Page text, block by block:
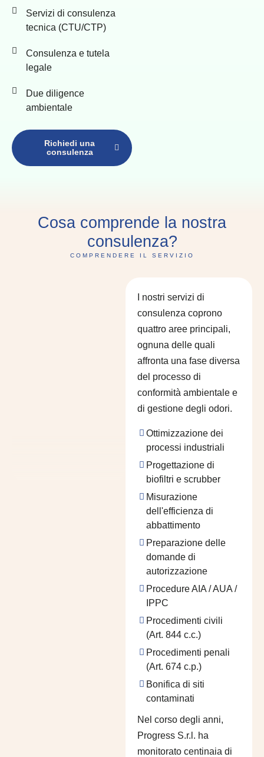
Servizi di consulenza
tecnica (CTU/CTP)
Consulenza e tutela
legale
Due diligence
ambientale
Richiedi una
consulenza
Cosa comprende la nostra
consulenza?
COMPRENDERE IL SERVIZIO
I nostri servizi di
consulenza coprono
quattro aree principali,
ognuna delle quali
affronta una fase diversa
del processo di
conformità ambientale e
di gestione degli odori.
Ottimizzazione dei
processi industriali
Progettazione di
biofiltri e scrubber
Misurazione
dell'efficienza di
abbattimento
Preparazione delle
domande di
autorizzazione
Procedure AIA / AUA /
IPPC
Procedimenti civili
(Art. 844 c.c.)
Procedimenti penali
(Art. 674 c.p.)
Bonifica di siti
contaminati
Nel corso degli anni,
Progress S.r.l. ha
monitorato centinaia di